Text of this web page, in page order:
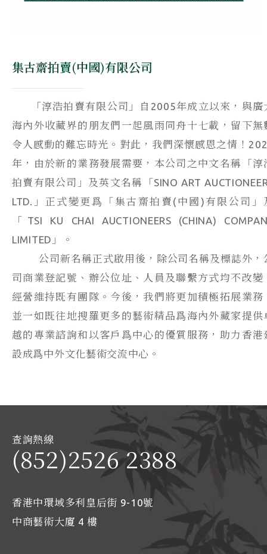
集古齋拍賣(中國)有限公司
「淳浩拍賣有限公司」自2005年成立以來，與廣
海內外收藏界的朋友們一起風雨同舟十七載，留下無
令人感動的難忘時光。對此，我們深懷感恩之情！
年，由於新的業務發展需要，本公司之中文名稱「淳
拍賣有限公司」及英文名稱「SINO ART
LTD.」正式變更爲「集古齋拍賣(中國)有限公司」
「TSI KU CHAI AUCTIONEERS (CHINA)
LIMITED」。
公司新名稱正式啟用後，除公司名稱及標誌外，
司商業登記號、辦公位址、人員及聯繫方式均不改變
經營維持既有團隊。今後，我們將更加積極拓展業務
並一如既往地搜羅更多的藝術精品爲海內外藏家提供
越的專業諮詢和以客戶爲中心的優質服務，助力香港
設成爲中外文化藝術交流中心。
查詢熱線
(852)2526 2388
香港中環域多利皇后街 9-10號
中商藝術大廈 4 樓